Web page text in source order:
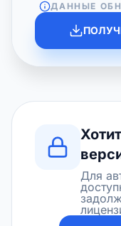
ДАННЫЕ
Для